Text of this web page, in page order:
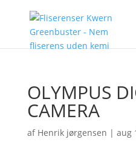
OLYMPUS
CAMERA
af Henrik jørgensen | aug